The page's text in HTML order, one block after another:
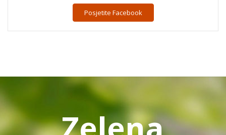
Posjetite Facebook